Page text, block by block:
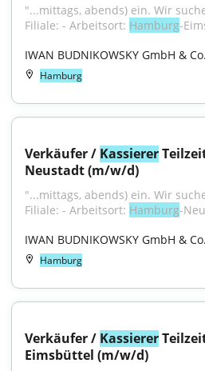
"...mittags, abends) ein. Wir
Filiale: - Arbeitsort: Hamburg-
IWAN BUDNIKOWSKY GmbH &
Hamburg
Verkäufer / Kassierer
Neustadt (m/w/d)
"...mittags, abends) ein. Wir
Filiale: - Arbeitsort: Hamburg-
IWAN BUDNIKOWSKY GmbH &
Hamburg
Verkäufer / Kassierer
Eimsbüttel (m/w/d)